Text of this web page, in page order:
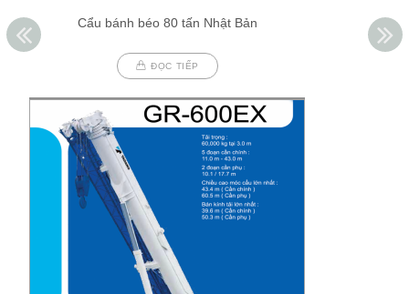
Cẩu bánh béo 80 tấn Nhật Bản
ĐỌC TIẾP